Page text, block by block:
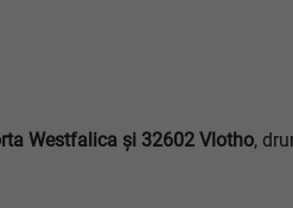
Westfalica şi 32602 Vlotho,